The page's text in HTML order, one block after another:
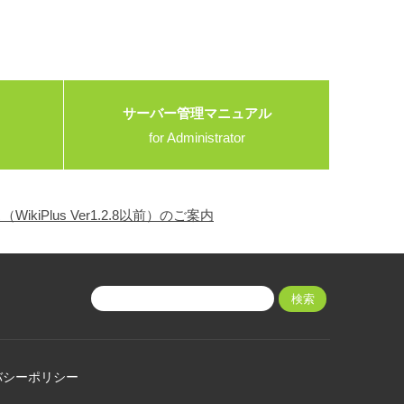
サーバー管理マニュアル
for Administrator
WikiPlus Ver1.2.8以前）のご案内
ーポリシー